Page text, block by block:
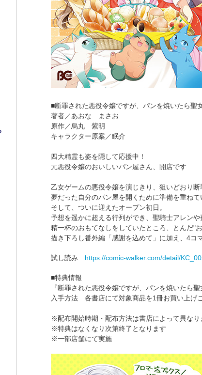
■断罪された悪役令嬢ですが、パンを焼いたら聖
著者／あおな まさお
原作／烏丸 紫明
キャラクター原案／眠介
四大精霊も姿を隠して応援中！
元悪役令嬢のおいしいパン屋さん、開店です
乙女ゲームの悪役令嬢を演じきり、狙いどおり
夢だった自分のパン屋を開くために準備を重ねて
そして、ついに迎えたオープン初日。
予想を遥かに超える行列ができ、聖騎士アレン
精一杯のおもてなしをしていたところ、とんだ
描き下ろし番外編「感謝を込めて」に加え、4コ
試し読み https://comic-walker.com/detail/
■特典情報
『断罪された悪役令嬢ですが、パンを焼いたら
入手方法 各書店にて対象商品を1冊お買い上げ
※配布開始時期・配布方法は書店によって異なり
※特典はなくなり次第終了となります
※一部店舗にて実施